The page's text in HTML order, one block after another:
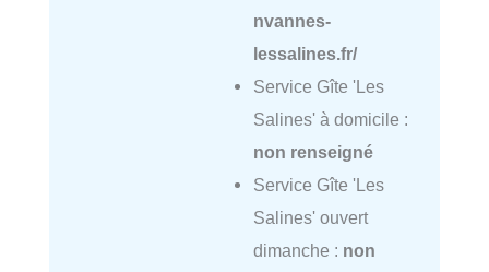
nvannes-
lessalines.fr/
Service Gîte 'Les
Salines' à domicile :
non renseigné
Service Gîte 'Les
Salines' ouvert
dimanche : non